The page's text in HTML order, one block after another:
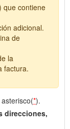
que contiene
adicional.
de
la
factura.
*).
direcciones,